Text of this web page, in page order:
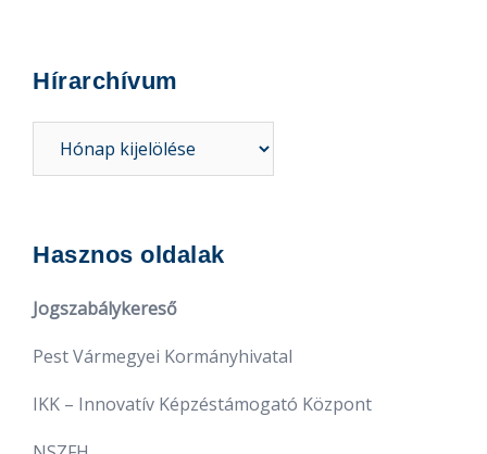
Hírarchívum
Hasznos oldalak
Jogszabálykereső
Pest Vármegyei Kormányhivatal
IKK – Innovatív Képzéstámogató Központ